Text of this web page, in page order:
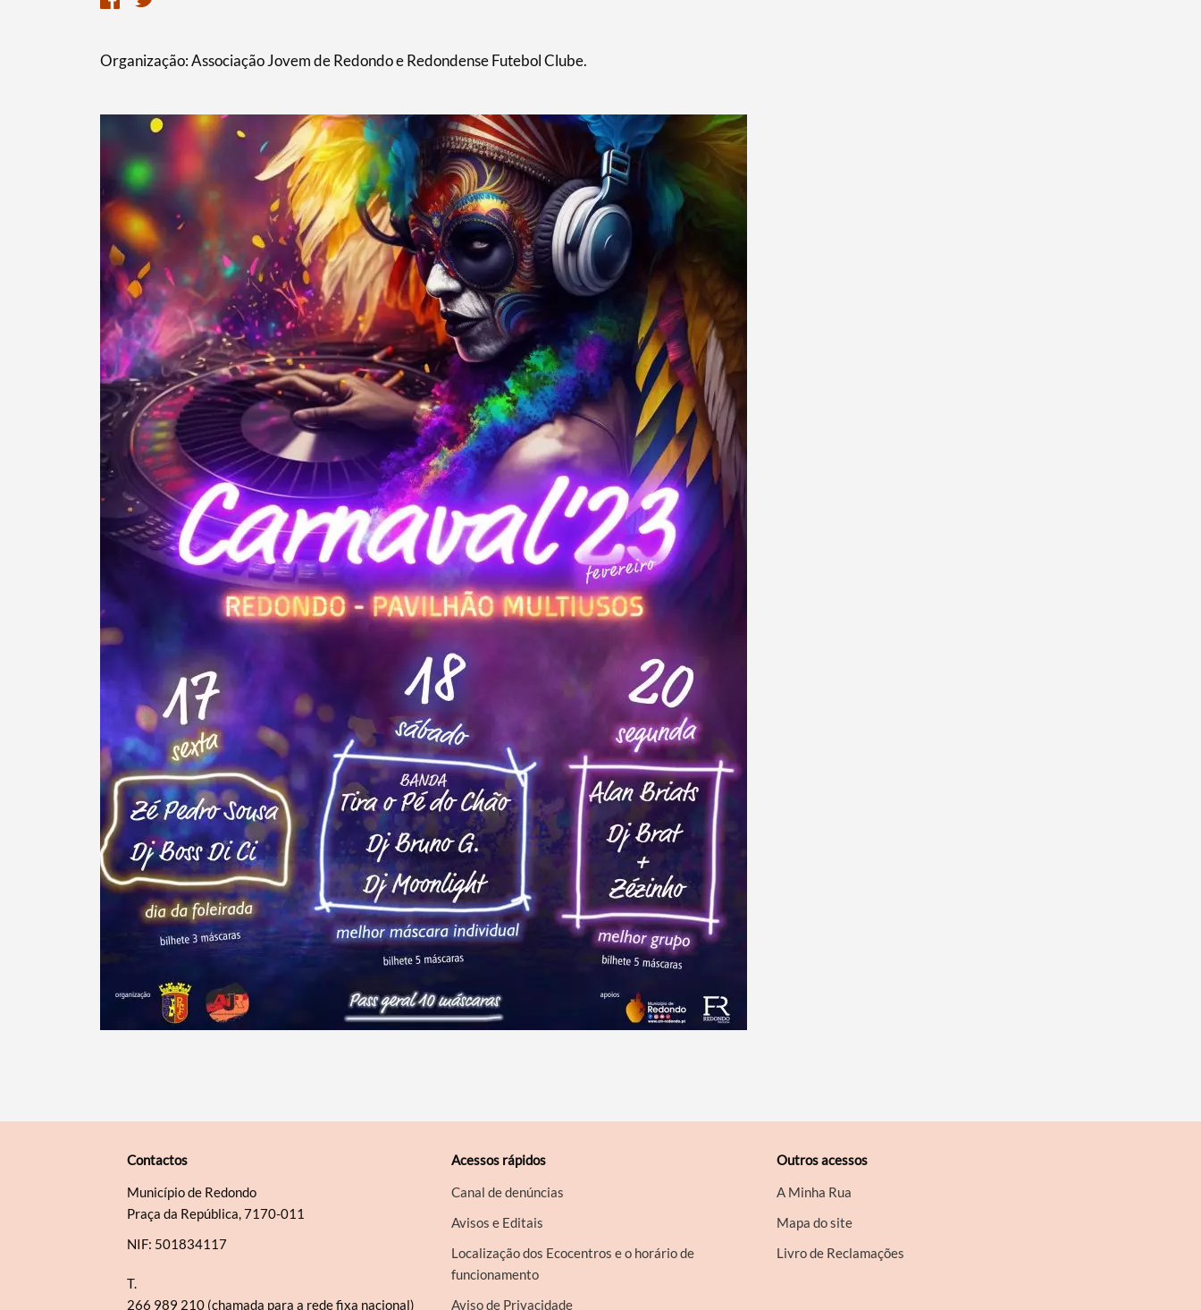
Termo de Pesquisa
Categorias gerais
Filtros
Organização: Associação Jovem de Redondo e Redondense Futebol Clube.
Contactos
Município de Redondo
Praça da República, 7170-011
NIF: 501834117
T.
266 989 210 (chamada para a rede fixa nacional)
Acessos rápidos
Canal de denúncias
Avisos e Editais
Localização dos Ecocentros e o horário de
funcionamento
Aviso de Privacidade
Outros acessos
A Minha Rua
Mapa do site
Livro de Reclamações